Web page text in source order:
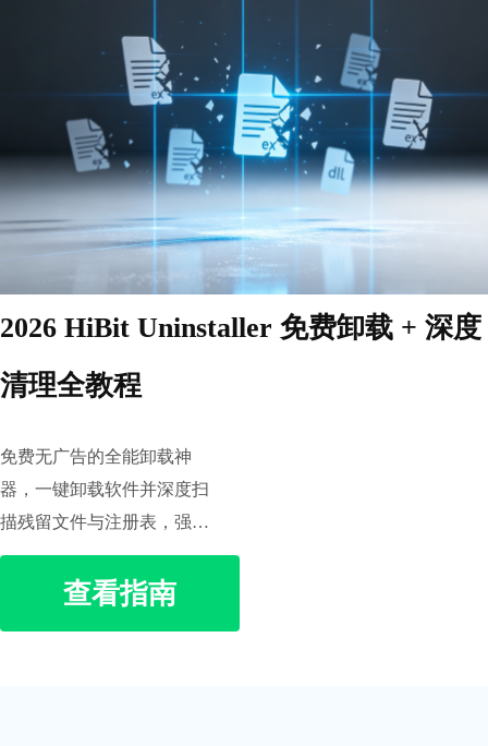
2026 HiBit Uninstaller 免费卸载 + 深度
清理全教程
免费无广告的全能卸载神
器，一键卸载软件并深度扫
描残留文件与注册表，强制
卸载顽固软件。含安全下
载、安装 / 便携版使用、残
查看指南